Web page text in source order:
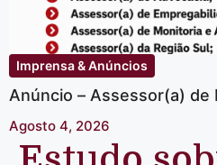
Imprensa & Anúncios
Anúncio – Assessor(a) de
Agosto 4, 2026